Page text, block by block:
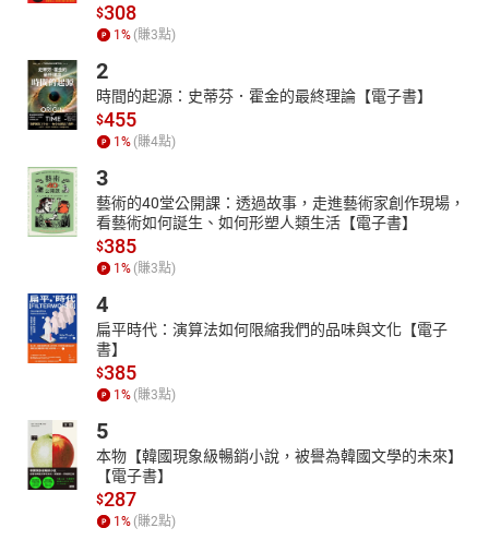
$308
1 % (賺3點)
2
時間的起源：史蒂芬．霍金的最終理論【電子書】
$455
1 % (賺4點)
3
藝術的40堂公開課：透過故事，走進藝術家創作現場，
看藝術如何誕生、如何形塑人類生活【電子書】
$385
1 % (賺3點)
4
扁平時代：演算法如何限縮我們的品味與文化【電子
書】
$385
1 % (賺3點)
5
本物【韓國現象級暢銷小說，被譽為韓國文學的未來】
【電子書】
$287
1 % (賺2點)